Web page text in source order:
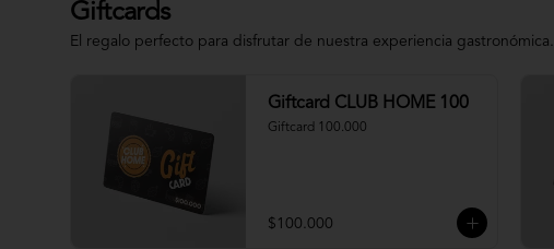
Giftcards
El regalo perfecto para disfrutar de nuestra experiencia gastronómica.
Giftcard CLUB HOME 100
Giftcard 100.000
$100.000